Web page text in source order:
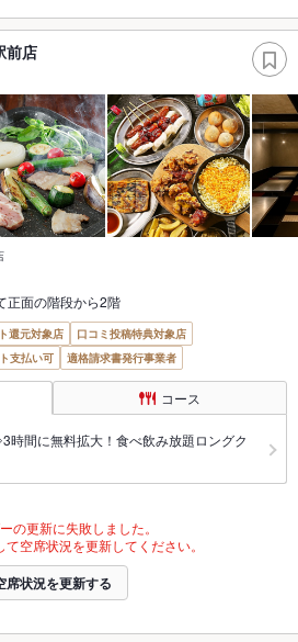
前店
正面の階段から2階
還元対象店
口コミ投稿特典対象店
支払い可 適格請求書発行事業者
コース
時間に無料拡大！食べ飲み放題ロングク
の更新に失敗しました。
空席状況を更新してください。
席状況を更新する